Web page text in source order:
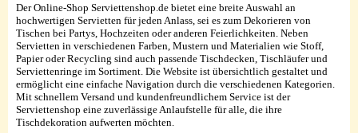
Der Online-Shop Serviettenshop.de bietet eine breite Auswahl an
hochwertigen Servietten für jeden Anlass, sei es zum Dekorieren von
Tischen bei Partys, Hochzeiten oder anderen Feierlichkeiten. Neben
Servietten in verschiedenen Farben, Mustern und Materialien wie Stoff,
Papier oder Recycling sind auch passende Tischdecken, Tischläufer und
Serviettenringe im Sortiment. Die Website ist übersichtlich gestaltet und
ermöglicht eine einfache Navigation durch die verschiedenen Kategorien.
Mit schnellem Versand und kundenfreundlichem Service ist der
Serviettenshop eine zuverlässige Anlaufstelle für alle, die ihre
Tischdekoration aufwerten möchten.